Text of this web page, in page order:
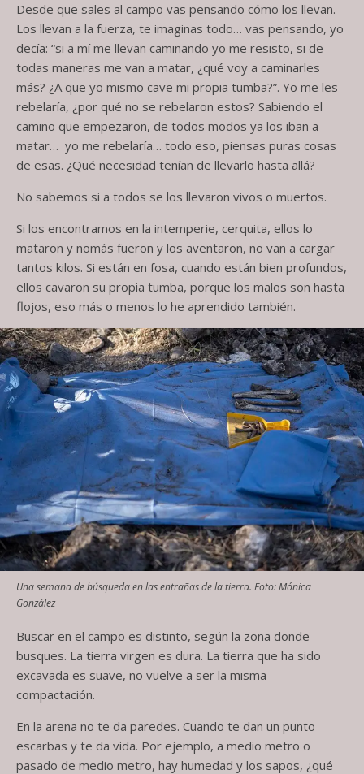
Desde que sales al campo vas pensando cómo los llevan.
Los llevan a la fuerza, te imaginas todo… vas pensando, yo
decía: “si a mí me llevan caminando yo me resisto, si de
todas maneras me van a matar, ¿qué voy a caminarles
más? ¿A que yo mismo cave mi propia tumba?”. Yo me les
rebelaría, ¿por qué no se rebelaron estos? Sabiendo el
camino que empezaron, de todos modos ya los iban a
matar… yo me rebelaría… todo eso, piensas puras cosas
de esas. ¿Qué necesidad tenían de llevarlo hasta allá?
No sabemos si a todos se los llevaron vivos o muertos.
Si los encontramos en la intemperie, cerquita, ellos lo
mataron y nomás fueron y los aventaron, no van a cargar
tantos kilos. Si están en fosa, cuando están bien profundos,
ellos cavaron su propia tumba, porque los malos son hasta
flojos, eso más o menos lo he aprendido también.
Una semana de búsqueda en las entrañas de la tierra. Foto: Mónica
González
Buscar en el campo es distinto, según la zona donde
busques. La tierra virgen es dura. La tierra que ha sido
excavada es suave, no vuelve a ser la misma
compactación.
En la arena no te da paredes. Cuando te dan un punto
escarbas y te da vida. Por ejemplo, a medio metro o
pasado de medio metro, hay humedad y los sapos, ¿qué